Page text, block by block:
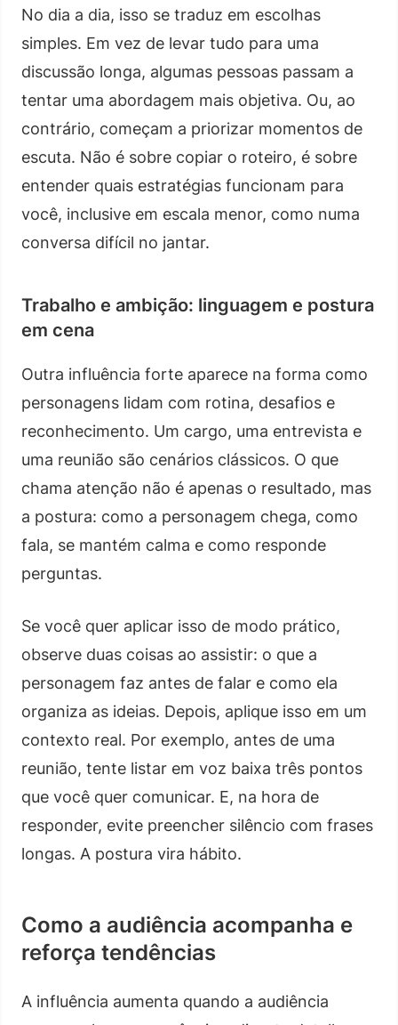
No dia a dia, isso se traduz em escolhas
simples. Em vez de levar tudo para uma
discussão longa, algumas pessoas passam a
tentar uma abordagem mais objetiva. Ou, ao
contrário, começam a priorizar momentos de
escuta. Não é sobre copiar o roteiro, é sobre
entender quais estratégias funcionam para
você, inclusive em escala menor, como numa
conversa difícil no jantar.
Trabalho e ambição: linguagem e postura
em cena
Outra influência forte aparece na forma como
personagens lidam com rotina, desafios e
reconhecimento. Um cargo, uma entrevista e
uma reunião são cenários clássicos. O que
chama atenção não é apenas o resultado, mas
a postura: como a personagem chega, como
fala, se mantém calma e como responde
perguntas.
Se você quer aplicar isso de modo prático,
observe duas coisas ao assistir: o que a
personagem faz antes de falar e como ela
organiza as ideias. Depois, aplique isso em um
contexto real. Por exemplo, antes de uma
reunião, tente listar em voz baixa três pontos
que você quer comunicar. E, na hora de
responder, evite preencher silêncio com frases
longas. A postura vira hábito.
Como a audiência acompanha e
reforça tendências
A influência aumenta quando a audiência